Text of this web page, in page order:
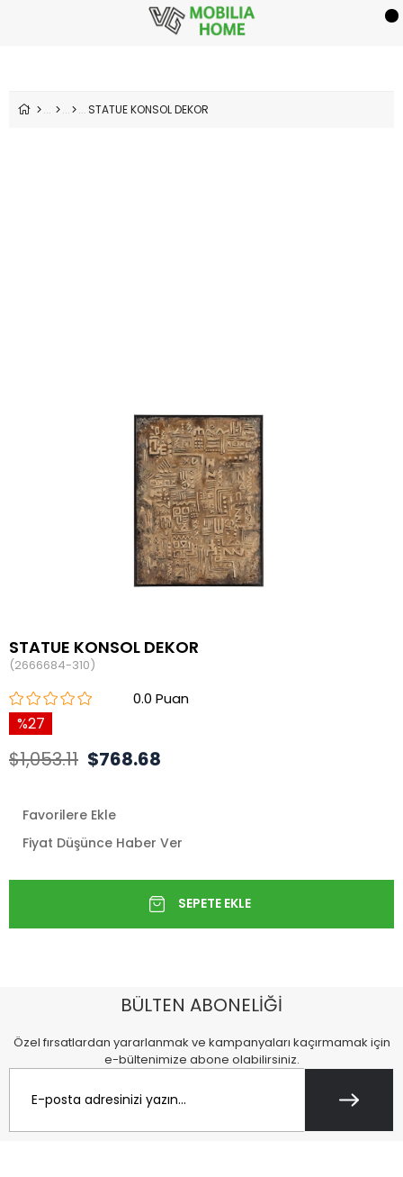
STATUE KONSOL DEKOR
STATUE KONSOL DEKOR
(2666684-310)
0.0
27
$1,053.11 $768.68
Favorilere Ekle
Fiyat Düşünce Haber Ver
BÜLTEN ABONELİĞİ
Özel fırsatlardan yararlanmak ve kampanyaları kaçırmamak için
e-bültenimize abone olabilirsiniz.